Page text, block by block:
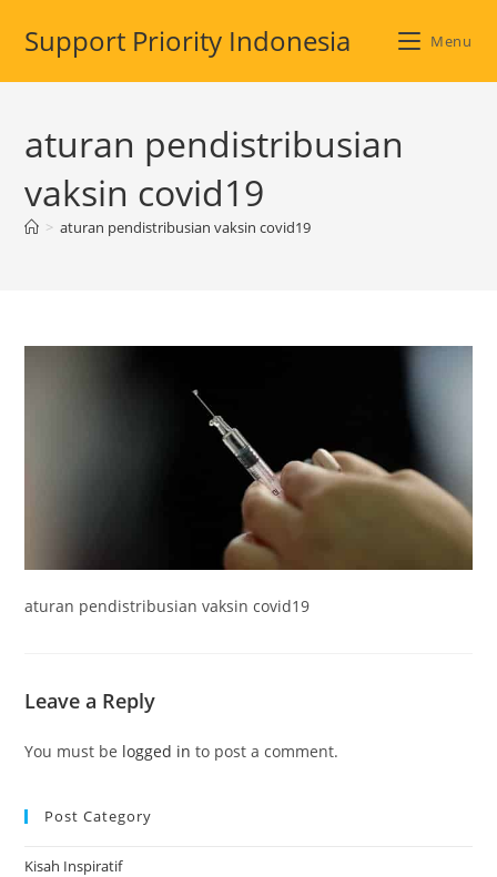
Support Priority Indonesia Menu
aturan pendistribusian
vaksin covid19
> aturan pendistribusian vaksin covid19
aturan pendistribusian vaksin covid19
Leave a Reply
You must be logged in to post a comment.
Post Category
Kisah Inspiratif